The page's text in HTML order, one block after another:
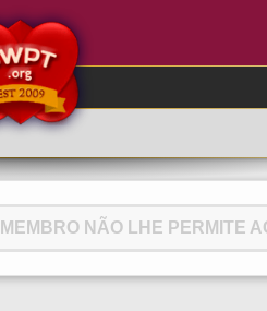
NÃO LHE PERMITE